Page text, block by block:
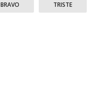
BRAVO TRISTE